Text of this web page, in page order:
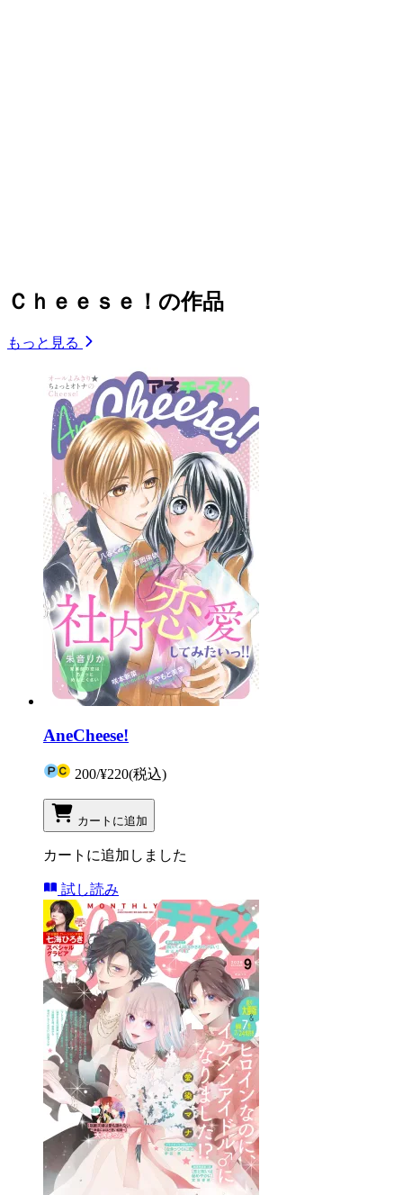
Ｃｈｅｅｓｅ！の作品
もっと見る
AneCheese!
200/¥220(税込)
カートに追加
カートに追加しました
試し読み